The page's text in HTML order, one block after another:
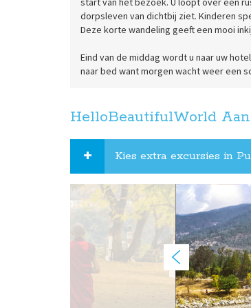
dorpsleven van dichtbij ziet. Kinderen
Deze korte wandeling geeft een mooi
Eind van de middag wordt u naar uw
naar bed want morgen wacht weer een
HelloBeautifulWorld
Kies extra excursies in